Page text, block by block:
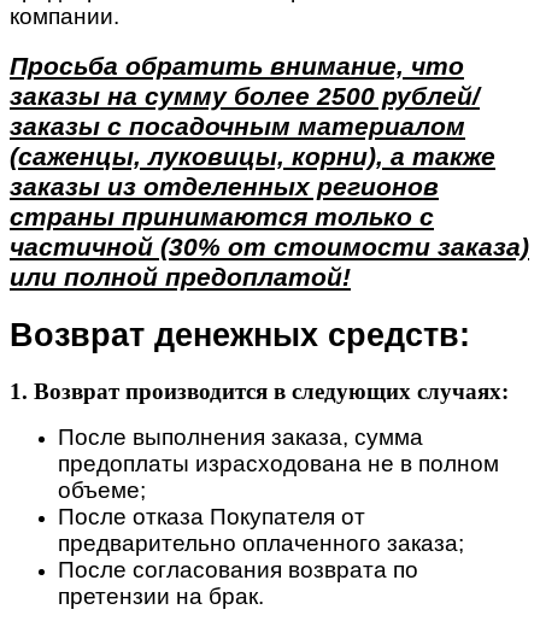
компании.
Просьба обратить внимание, что
заказы на сумму более 2500 рублей/
заказы с посадочным материалом
(саженцы, луковицы, корни), а также
заказы из отделенных регионов
страны принимаются только с
частичной (30% от стоимости заказа)
или полной предоплатой!
Возврат денежных средств:
1. Возврат производится в следующих случаях:
После выполнения заказа, сумма
предоплаты израсходована не в полном
объеме;
После отказа Покупателя от
предварительно оплаченного заказа;
После согласования возврата по
претензии на брак.